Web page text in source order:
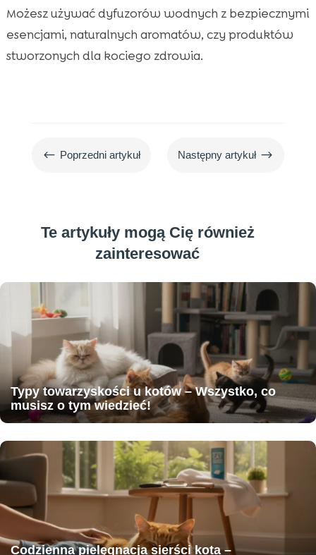
Możesz używać dyfuzorów wodnych z bezpiecznymi
esencjami, naturalnych aromatów, czy produktów
stworzonych dla kociego zdrowia.
# Poprzedni artykuł Następny artykuł $
Te artykuły mogą Cię również
zainteresować
Typy towarzyskości u kotów – Wszystko, co
musisz o tym wiedzieć!
Codzienna pielęgnacja sierści kota –